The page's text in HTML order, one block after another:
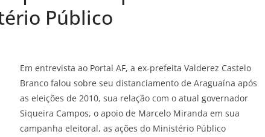
Público
Em entrevista ao Portal AF, a ex-prefeita Valderez Castelo
Branco falou sobre seu distanciamento de Araguaína após
as eleições de 2010, sua relação com o atual governador
Siqueira Campos, o apoio de Marcelo Miranda em sua
campanha eleitoral, as ações do Ministério Público